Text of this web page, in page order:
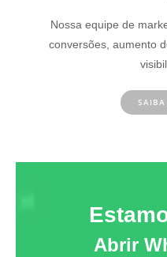
Nossa equipe de
conversões, aumento
SAIBA
Abrir